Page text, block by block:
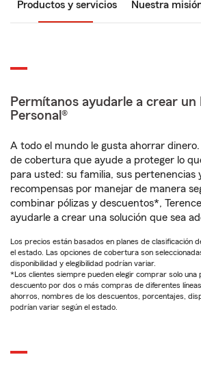
Productos y servicios Nuestra
Permítanos ayudarle a crear un
Personal®
A todo el mundo le gusta ahorrar
de cobertura que ayude a proteger lo
para usted: su familia, sus pertenencias
recompensas por manejar de manera
combinar pólizas y descuentos*,
ayudarle a crear una solución que sea
Los precios están basados en planes de clasificación
el estado. Las opciones de cobertura son
disponibilidad y elegibilidad podrían variar.
*Los clientes siempre pueden elegir comprar solo una
descuento por dos o más compras de diferentes
ahorros, nombres de los descuentos, porcentajes,
podrían variar según el estado.